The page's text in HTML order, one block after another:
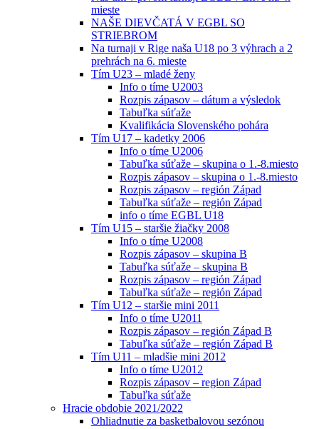
mieste
NAŠE DIEVČATÁ V EGBL SO
STRIEBROM
Na turnaji v Rige naša U18 po 3 výhrach a 2
prehrách na 6. mieste
Tím U23 – mladé ženy
Info o tíme U2003
Rozpis zápasov – dátum a výsledok
Tabuľka súťaže
Kvalifikácia Slovenského pohára
Tím U17 – kadetky 2006
Info o tíme U2006
Tabuľka súťaže – skupina o 1.-8.miesto
Rozpis zápasov – skupina o 1.-8.miesto
Rozpis zápasov – región Západ
Tabuľka súťaže – región Západ
info o tíme EGBL U18
Tím U15 – staršie žiačky 2008
Info o tíme U2008
Rozpis zápasov – skupina B
Tabuľka súťaže – skupina B
Rozpis zápasov – región Západ
Tabuľka súťaže – región Západ
Tím U12 – staršie mini 2011
Info o tíme U2011
Rozpis zápasov – región Západ B
Tabuľka súťaže – región Západ B
Tím U11 – mladšie mini 2012
Info o tíme U2012
Rozpis zápasov – region Západ
Tabuľka súťaže
Hracie obdobie 2021/2022
Ohliadnutie za basketbalovou sezónou